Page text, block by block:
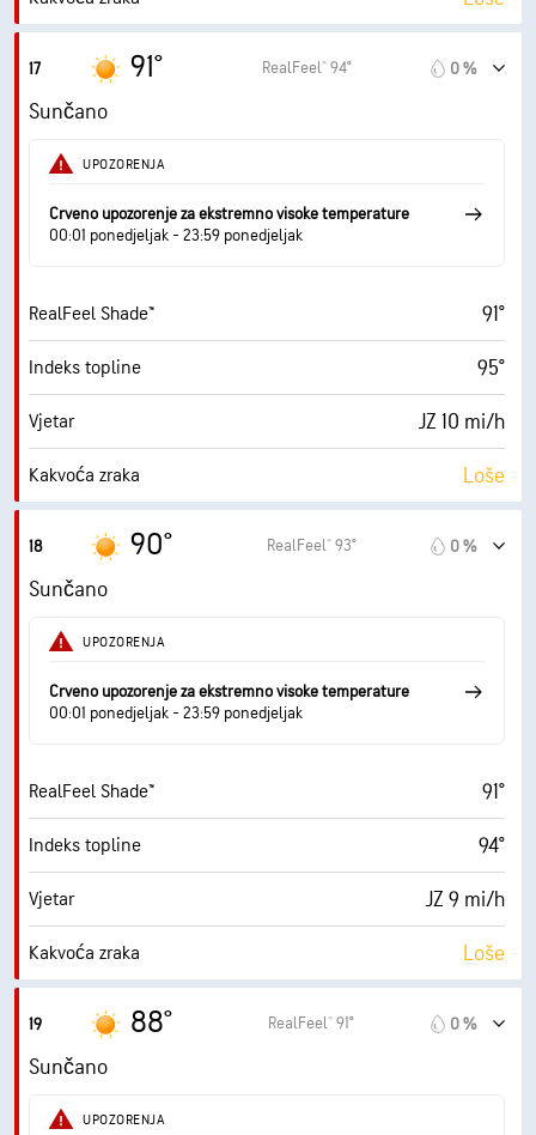
Maksimalni UV indeks
Naleti
Vlažnost
Točka orošavanja 67° F
Pokrivenost oblacima 3 %
Vidljivost 10 mi
Baza oblaka 30000 ft
17 91° RealFeel® 94° 0 %
Sunčano
UPOZORENJA
Crveno upozorenje za ekstremno visoke temperature
00:01 ponedjeljak - 23:59 ponedjeljak
RealFeel Shade™ 91°
Indeks topline 95°
Vjetar JZ 10 mi/h
Kakvoća zraka Loše
Maksimalni UV indeks
Naleti
Vlažnost
Točka orošavanja 68° F
Pokrivenost oblacima 3 %
Vidljivost 10 mi
Baza oblaka 30000 ft
18 90° RealFeel® 93° 0 %
Sunčano
UPOZORENJA
Crveno upozorenje za ekstremno visoke temperature
00:01 ponedjeljak - 23:59 ponedjeljak
RealFeel Shade™ 91°
Indeks topline 94°
Vjetar JZ 9 mi/h
Kakvoća zraka Loše
Maksimalni UV indeks
Naleti
Vlažnost
19 88° RealFeel® 91° 0 %
Sunčano
UPOZORENJA